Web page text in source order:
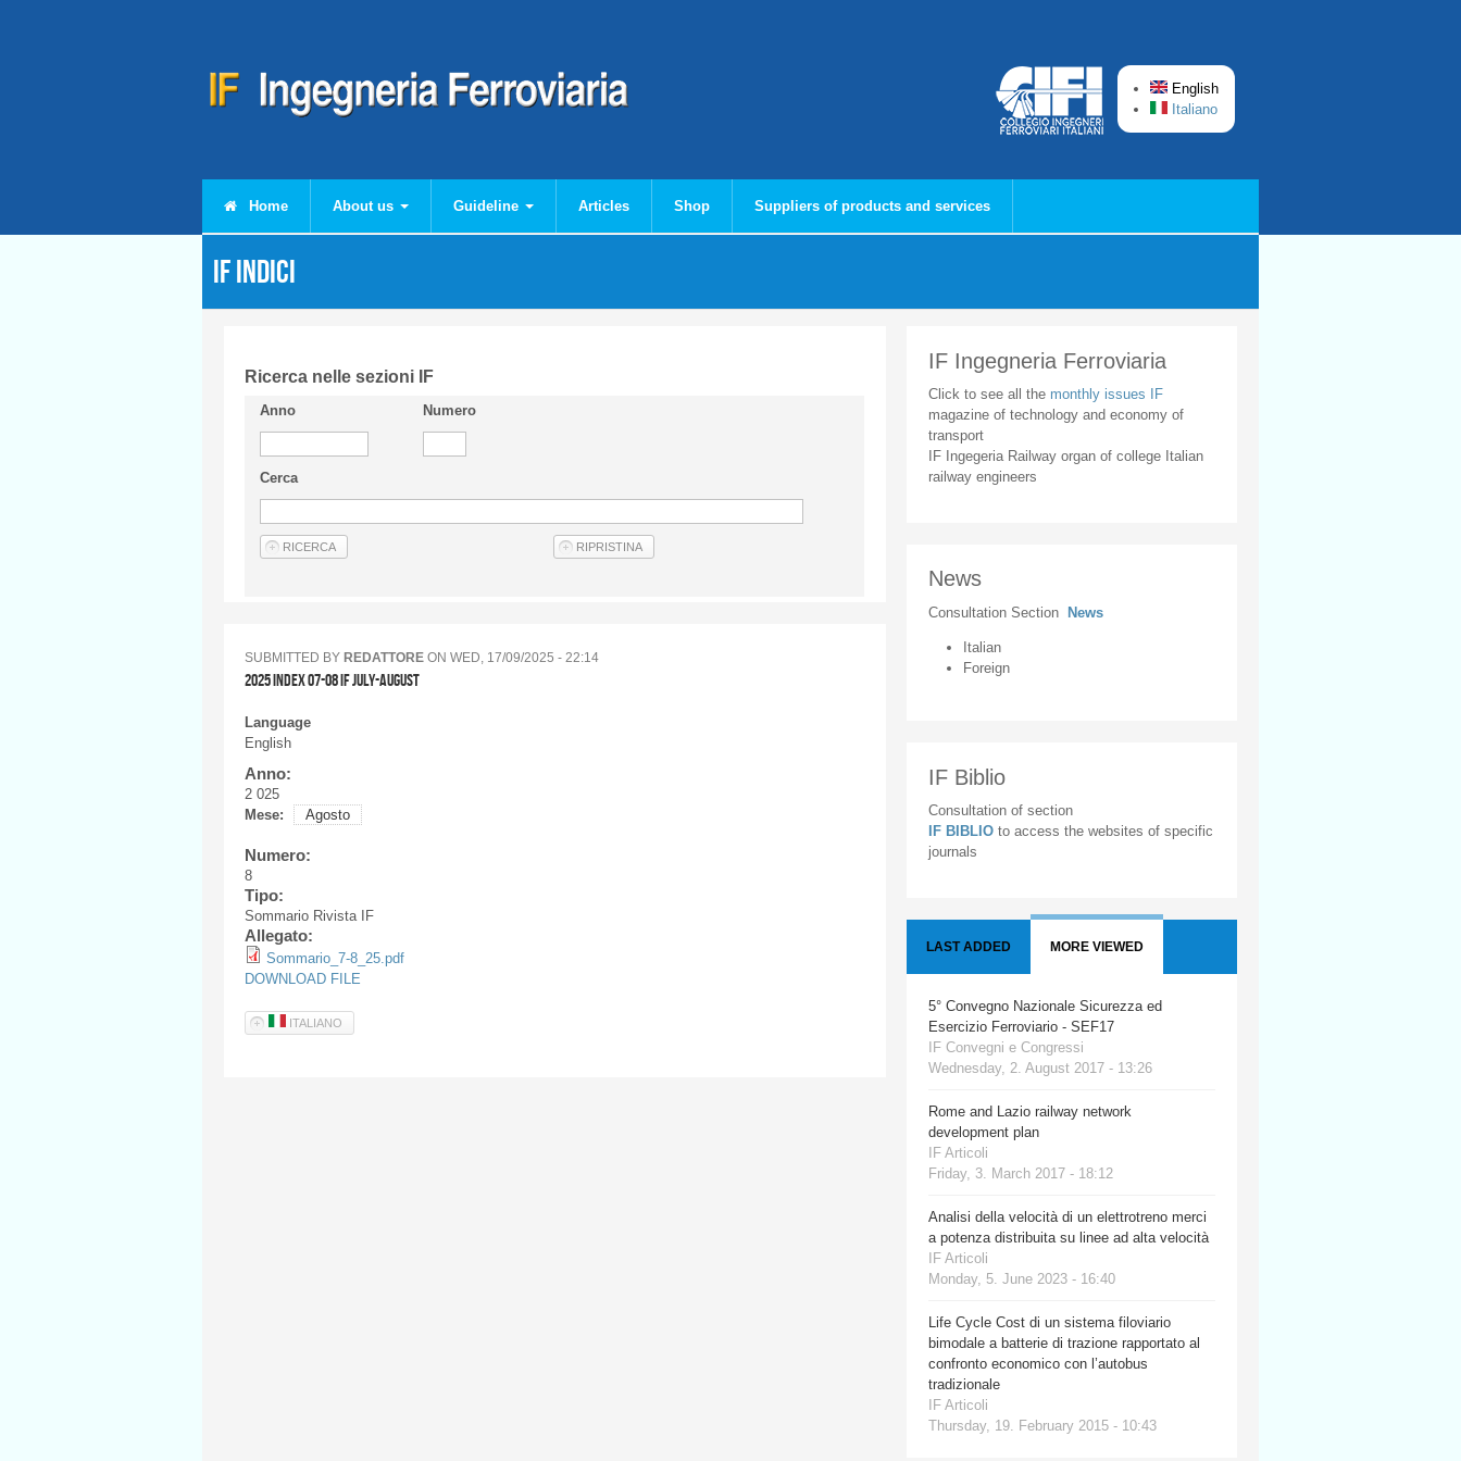
English
Italiano
Home About us Guideline Articles Shop Suppliers of products and services
IF Indici
Ricerca nelle sezioni IF
Anno Numero
Cerca
SUBMITTED BY REDATTORE ON WED, 17/09/2025 - 22:14
2025 INDEX 07-08 IF JULY-AUGUST
Language
English
Anno:
2 025
Mese:
Agosto
Numero:
8
Tipo:
Sommario Rivista IF
Allegato:
Sommario_7-8_25.pdf
DOWNLOAD FILE
ITALIANO
IF Ingegneria Ferroviaria
Click to see all the monthly issues IF
magazine of technology and economy of
transport
IF Ingegeria Railway organ of college Italian
railway engineers
News
Consultation Section News
Italian
Foreign
IF Biblio
Consultation of section
IF BIBLIO to access the websites of specific
journals
LAST ADDED MORE VIEWED
5° Convegno Nazionale Sicurezza ed
Esercizio Ferroviario - SEF17
IF Convegni e Congressi
Wednesday, 2. August 2017 - 13:26
Rome and Lazio railway network
development plan
IF Articoli
Friday, 3. March 2017 - 18:12
Analisi della velocità di un elettrotreno merci
a potenza distribuita su linee ad alta velocità
IF Articoli
Monday, 5. June 2023 - 16:40
Life Cycle Cost di un sistema filoviario
bimodale a batterie di trazione rapportato al
confronto economico con l’autobus
tradizionale
IF Articoli
Thursday, 19. February 2015 - 10:43